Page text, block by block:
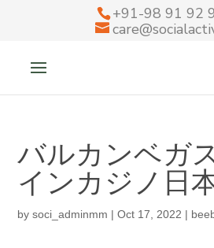
+91-98 91 92
バルカンベガ
インカジノ日
bysoci_adminmm |Oct 17, 2022 |